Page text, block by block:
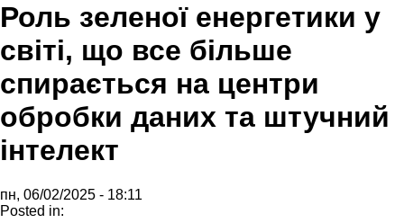
Роль зеленої енергетики у
світі, що все більше
спирається на центри
обробки даних та штучний
інтелект
пн, 06/02/2025 - 18:11
Posted in: